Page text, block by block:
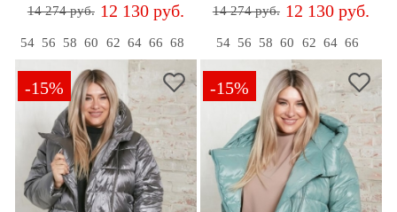
14 274 руб. 12 130 руб.
54 56 58 60 62 64 66 68
14 274 руб. 12 130 руб.
54 56 58 60 62 64 66
-15% -15%